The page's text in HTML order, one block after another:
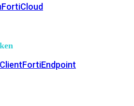
FortiCloud
FortiEndpoint